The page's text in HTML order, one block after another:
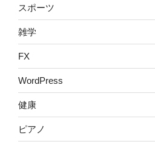
スポーツ
雑学
FX
WordPress
健康
ピアノ